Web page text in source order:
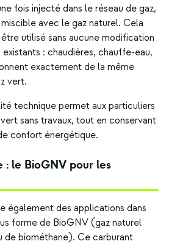
fois injecté dans le réseau de gaz,
avec le gaz naturel. Cela
utilisé sans aucune modification
: chaudières, chauffe-eau,
exactement de la même
vert.
technique permet aux particuliers
sans travaux, tout en conservant
confort énergétique.
le BioGNV pour les
également des applications dans
forme de BioGNV (gaz naturel
de biométhane). Ce carburant